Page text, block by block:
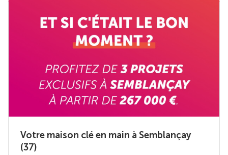
Votre maison clé en main à Semblançay
(37)